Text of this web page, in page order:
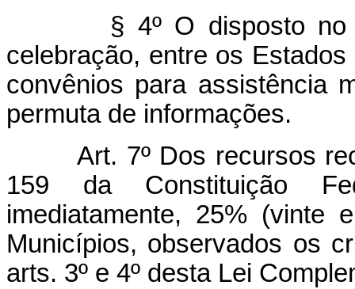
§ 4º O disposto
celebração, entre os
convênios para assistência
permuta de informações.
Art. 7º Dos recursos
159 da Constituição
imediatamente, 25% (vinte
Municípios, observados os
arts. 3º e 4º desta Lei